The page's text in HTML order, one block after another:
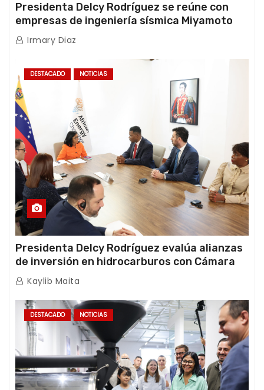
Presidenta Delcy Rodríguez se reúne con
empresas de ingeniería sísmica Miyamoto
International y TFI Solutions
Irmary Diaz
DESTACADO NOTICIAS
Presidenta Delcy Rodríguez evalúa alianzas
de inversión en hidrocarburos con Cámara
Africana de Energía
Kaylib Maita
DESTACADO NOTICIAS